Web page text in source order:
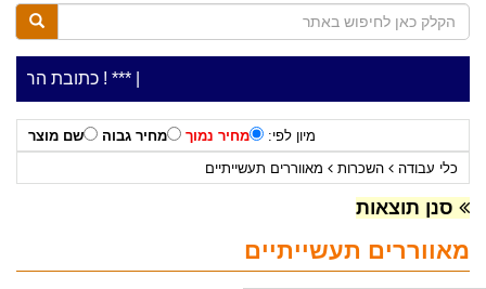
***כתובת החנות: רח' המלאכה 2, ביתן 8 ***כלי עבודה להשכרה בתעריף יומי משתלם ! ***
מיון לפי: מחיר נמוך מחיר גבוה
שם מוצר
כלי עבודה
השכרות מאווררים תעשייתיים
סנן תוצאות
מאווררים תעשייתיים